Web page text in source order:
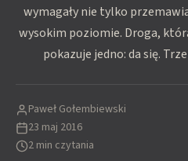
wymagały nie tylko
wysokim poziomie. Droga,
pokazuje jedno: da się.
Paweł Gołembiewski
23 maj 2016
2 min czytania